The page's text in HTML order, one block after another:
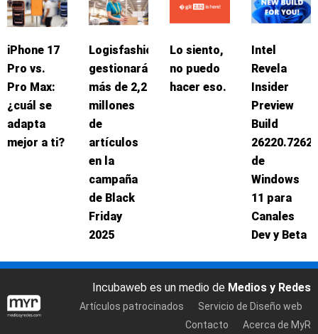
iPhone 17
Pro vs.
Pro Max:
¿cuál se
adapta
mejor a ti?
Logisfashion
gestionará
más de 2,2
millones
de
artículos
en la
campaña
de Black
Friday
2025
Lo siento,
no puedo
hacer eso.
Intel
Revela
Insider
Preview
Build
26220.7262
de
Windows
11 para
Canales
Dev y Beta
Incubaweb es un medio de Medios y Redes
Artículos patrocinados
Servicio de Diseño web
Contacto
Acerca de MyR